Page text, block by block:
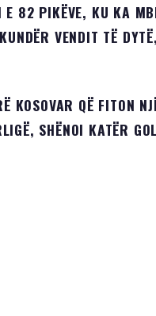
E 82 PIKËVE, KU KA
VENDIT TË
KOSOVAR QË FITON
SHËNOI KATËR